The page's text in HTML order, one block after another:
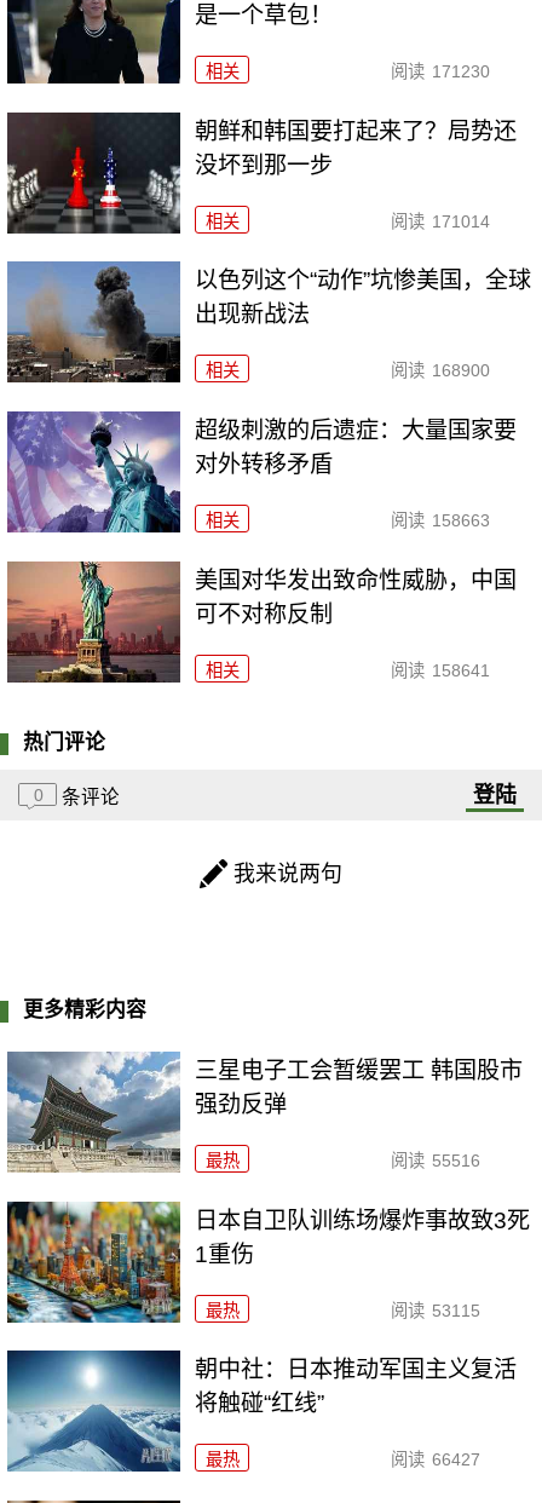
是一个草包！
相关 阅读 171230
朝鲜和韩国要打起来了？局势还
没坏到那一步
相关 阅读 171014
以色列这个“动作”坑惨美国，全球
出现新战法
相关 阅读 168900
超级刺激的后遗症：大量国家要
对外转移矛盾
相关 阅读 158663
美国对华发出致命性威胁，中国
可不对称反制
相关 阅读 158641
热门评论
0 条评论 登陆
我来说两句
更多精彩内容
三星电子工会暂缓罢工 韩国股市
强劲反弹
最热 阅读 55516
日本自卫队训练场爆炸事故致3死
1重伤
最热 阅读 53115
朝中社：日本推动军国主义复活
将触碰“红线”
最热 阅读 66427